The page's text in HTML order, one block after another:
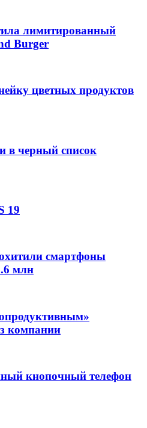
лимитированный
Burger
цветных продуктов
в черный список
19
смартфоны
млн
компании
кнопочный телефон